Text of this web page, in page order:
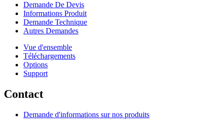
Demande De Devis
Informations Produit
Demande Technique
Autres Demandes
Vue d'ensemble
Téléchargements
Options
Support
Contact
Demande d'informations sur nos produits